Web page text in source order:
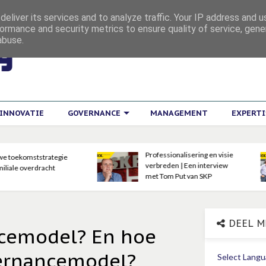
INNOVATIE GOVERNANCE MANAGEMENT
Professionalisering en visie
verbreden | Een interview
Derde generatie aan
Euro-serre
En hoe
DEEL
Select
its services and to analyze traffic. Your IP address and
and security metrics to ensure quality of service,